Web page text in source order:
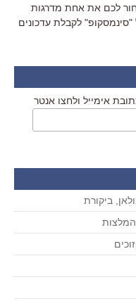
לכם את אחת מדרגות
לקבלת עדכונים
אימייל ולחצו אנטר
ביקורת